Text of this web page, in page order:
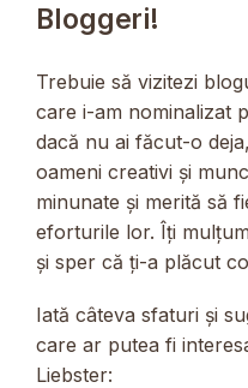
Bloggeri!
Trebuie să vizitezi
care i-am nominalizat
dacă nu ai făcut-o
oameni creativi și
minunate și merită să
eforturile lor. Îți
și sper că ți-a plăcut
Iată câteva sfaturi și
care ar putea fi
Liebster: